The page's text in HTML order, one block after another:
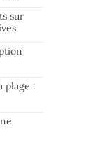
sur
plage :